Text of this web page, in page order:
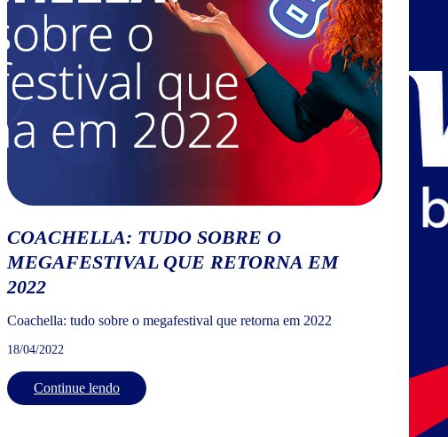
COACHELLA: TUDO SOBRE O
MEGAFESTIVAL QUE RETORNA EM
2022
Coachella: tudo sobre o megafestival que retorna em 2022
18/04/2022
Continue lendo